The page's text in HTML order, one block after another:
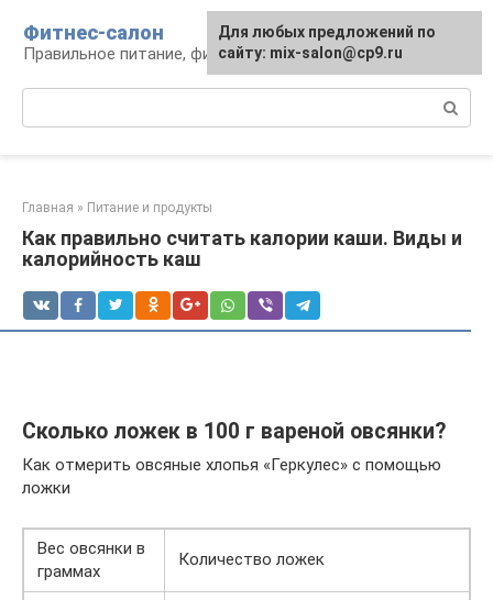
контенту
Фитнес-салон
Правильное питание, фитнес, образ жизни
Главная » Питание и продукты
Как правильно считать калории каши. Виды и
калорийность каш
Сколько ложек в 100 г вареной овсянки?
Как отмерить овсяные хлопья «Геркулес» с помощью
ложки
Вес овсянки в
граммах
Количество ложек
Для любых предложений по
сайту: mix-salon@cp9.ru